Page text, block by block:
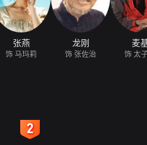
张燕
饰 马玛莉
龙刚
饰 张佐治
麦
饰 太